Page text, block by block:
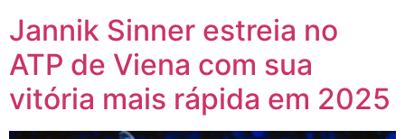
Jannik Sinner estreia no
ATP de Viena com sua
vitória mais rápida em 2025